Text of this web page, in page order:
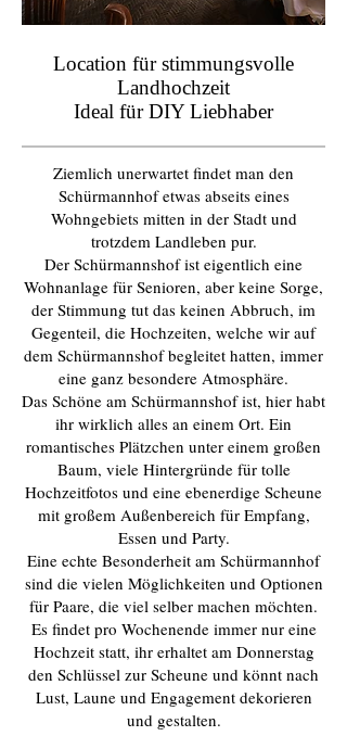
Location für stimmungsvolle
Landhochzeit
Ideal für DIY Liebhaber
Ziemlich unerwartet findet man den
Schürmannhof etwas abseits eines
Wohngebiets mitten in der Stadt und
trotzdem Landleben pur.
Der Schürmannshof ist eigentlich eine
Wohnanlage für Senioren, aber keine Sorge,
der Stimmung tut das keinen Abbruch, im
Gegenteil, die Hochzeiten, welche wir auf
dem Schürmannshof begleitet hatten, immer
eine ganz besondere Atmosphäre.
Das Schöne am Schürmannshof ist, hier habt
ihr wirklich alles an einem Ort. Ein
romantisches Plätzchen unter einem großen
Baum, viele Hintergründe für tolle
Hochzeitfotos und eine ebenerdige Scheune
mit großem Außenbereich für Empfang,
Essen und Party.
Eine echte Besonderheit am Schürmannhof
sind die vielen Möglichkeiten und Optionen
für Paare, die viel selber machen möchten.
Es findet pro Wochenende immer nur eine
Hochzeit statt, ihr erhaltet am Donnerstag
den Schlüssel zur Scheune und könnt nach
Lust, Laune und Engagement dekorieren
und gestalten.